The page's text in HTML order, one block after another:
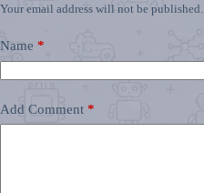
Your email address will not be published.
Name *
Add Comment *